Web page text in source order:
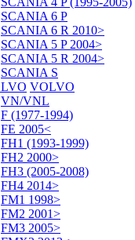
SCANIA 6 P
SCANIA 6 R 2010>
SCANIA 5 P 2004>
SCANIA 5 R 2004>
SCANIA S
VOLVO
VN/VNL
F (1977-1994)
FE 2005<
FH1 (1993-1999)
FH2 2000>
FH3 (2005-2008)
FH4 2014>
FM1 1998>
FM2 2001>
FM3 2005>